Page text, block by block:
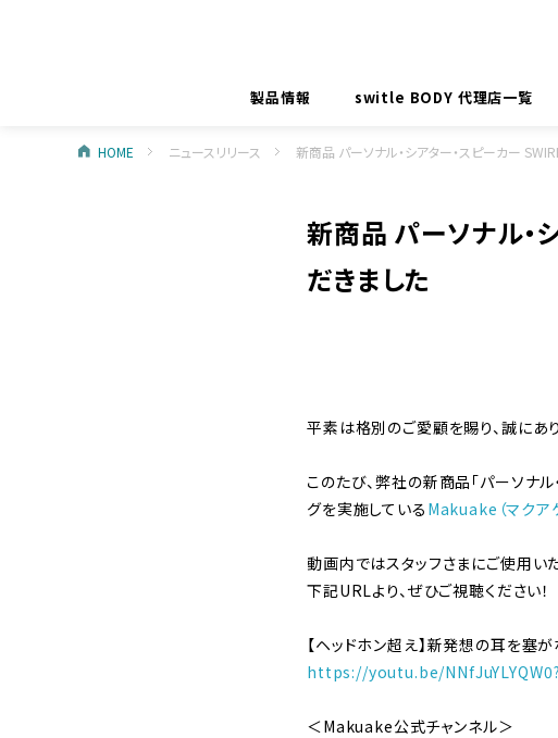
製品情報 switle BODY 代理店一覧
HOME ニュースリリース 新商品 パーソナル・シアター・スピーカー
新商品 パーソナル・
だきました
平素は格別のご愛顧を賜り、誠にあ
このたび、弊社の新商品「パーソナル
グを実施している Makuake（マクア
動画内ではスタッフさまにご使用い
下記URLより、ぜひご視聴ください！
【ヘッドホン超え】新発想の耳を塞
https://youtu.be/
＜Makuake公式チャンネル＞